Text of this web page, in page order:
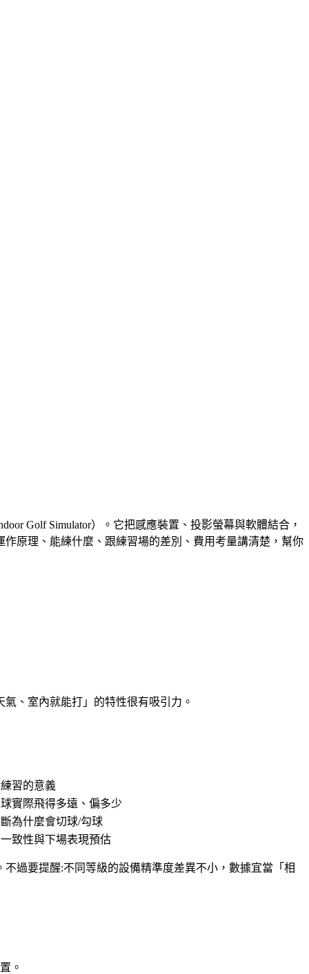
Golf Simulator）。它把感應裝置、投影螢幕與軟體結合，
原理、能練什麼、跟練習場的差別、費用考量講清楚，幫你
、室內就能打」的特性很有吸引力。
習的意義
實際飛得多遠、偏多少
為什麼會切球/勾球
致性與下場表現預估
過要提醒:不同等級的設備精準度差異不小，數據宜當「相
。